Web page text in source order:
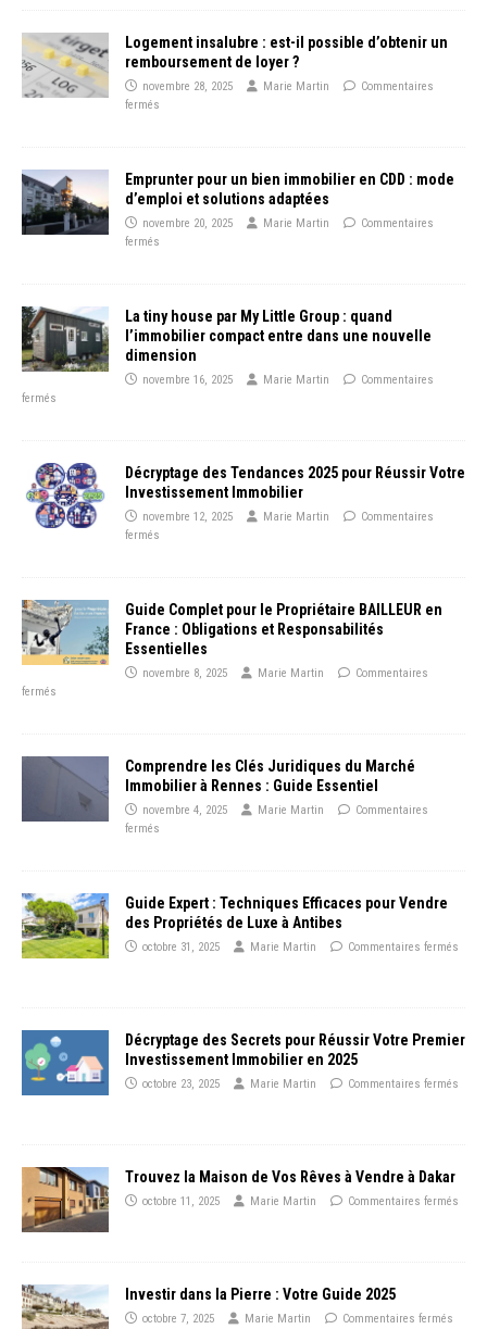
Logement insalubre : est-il possible d’obtenir un
remboursement de loyer ?
novembre 28, 2025 Marie Martin
Commentaires
fermés
Emprunter pour un bien immobilier en CDD : mode
d’emploi et solutions adaptées
novembre 20, 2025 Marie Martin
Commentaires
fermés
La tiny house par My Little Group : quand
l’immobilier compact entre dans une nouvelle
dimension
novembre 16, 2025 Marie Martin
Commentaires
fermés
Décryptage des Tendances 2025 pour Réussir Votre
Investissement Immobilier
novembre 12, 2025 Marie Martin
Commentaires
fermés
Guide Complet pour le Propriétaire BAILLEUR en
France : Obligations et Responsabilités
Essentielles
novembre 8, 2025 Marie Martin
Commentaires
fermés
Comprendre les Clés Juridiques du Marché
Immobilier à Rennes : Guide Essentiel
novembre 4, 2025 Marie Martin
Commentaires
fermés
Guide Expert : Techniques Efficaces pour Vendre
des Propriétés de Luxe à Antibes
octobre 31, 2025 Marie Martin Commentaires fermés
Décryptage des Secrets pour Réussir Votre Premier
Investissement Immobilier en 2025
octobre 23, 2025 Marie Martin Commentaires fermés
Trouvez la Maison de Vos Rêves à Vendre à Dakar
octobre 11, 2025 Marie Martin Commentaires fermés
Investir dans la Pierre : Votre Guide 2025
octobre 7, 2025 Marie Martin Commentaires fermés